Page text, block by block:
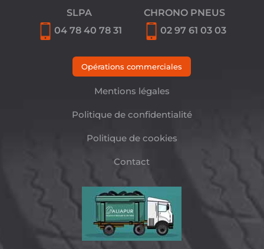
SLPA
04 78 40 78 31
CHRONO PNEUS
02 97 61 03 03
Opérations commerciales
Mentions légales
Politique de confidentialité
Politique de cookies
Contact